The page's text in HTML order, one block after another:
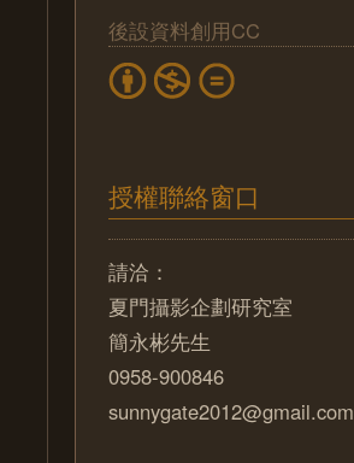
後設資料創用CC
授權聯絡窗口
請洽：
夏門攝影企劃研究室
簡永彬先生
0958-900846
sunnygate2012@gmail.com